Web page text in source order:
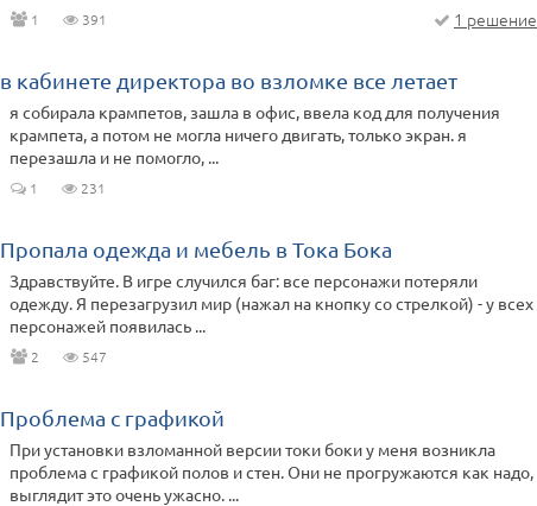
1 391 1 решение
в кабинете директора во взломке все летает
я собирала крампетов, зашла в офис, ввела код для получения
крампета, а потом не могла ничего двигать, только экран. я
перезашла и не помогло, ...
1 231
Пропала одежда и мебель в Тока Бока
Здравствуйте. В игре случился баг: все персонажи потеряли
одежду. Я перезагрузил мир (нажал на кнопку со стрелкой) - у всех
персонажей появилась ...
2 547
Проблема с графикой
При установки взломанной версии токи боки у меня возникла
проблема с графикой полов и стен. Они не прогружаются как надо,
выглядит это очень ужасно. ...